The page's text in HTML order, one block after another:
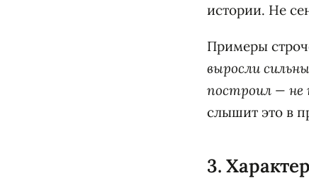
истории. Не
Примеры
выросли
построил — не
слышит это в
3.